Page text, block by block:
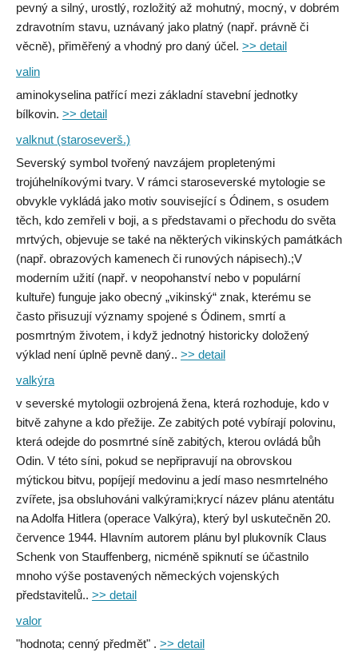
pevný a silný, urostlý, rozložitý až mohutný, mocný, v dobrém
zdravotním stavu, uznávaný jako platný (např. právně či
věcně), přiměřený a vhodný pro daný účel. >> detail
valin
aminokyselina patřící mezi základní stavební jednotky
bílkovin. >> detail
valknut (staroseverš.)
Severský symbol tvořený navzájem propletenými
trojúhelníkovými tvary. V rámci staroseverské mytologie se
obvykle vykládá jako motiv související s Ódinem, s osudem
těch, kdo zemřeli v boji, a s představami o přechodu do světa
mrtvých, objevuje se také na některých vikinských památkách
(např. obrazových kamenech či runových nápisech).;V
moderním užití (např. v neopohanství nebo v populární
kultuře) funguje jako obecný „vikinský“ znak, kterému se
často přisuzují významy spojené s Ódinem, smrtí a
posmrtným životem, i když jednotný historicky doložený
výklad není úplně pevně daný.. >> detail
valkýra
v severské mytologii ozbrojená žena, která rozhoduje, kdo v
bitvě zahyne a kdo přežije. Ze zabitých poté vybírají polovinu,
která odejde do posmrtné síně zabitých, kterou ovládá bůh
Odin. V této síni, pokud se nepřipravují na obrovskou
mýtickou bitvu, popíjejí medovinu a jedí maso nesmrtelného
zvířete, jsa obsluhováni valkýrami;krycí název plánu atentátu
na Adolfa Hitlera (operace Valkýra), který byl uskutečněn 20.
července 1944. Hlavním autorem plánu byl plukovník Claus
Schenk von Stauffenberg, nicméně spiknutí se účastnilo
mnoho výše postavených německých vojenských
představitelů.. >> detail
valor
"hodnota; cenný předmět" . >> detail